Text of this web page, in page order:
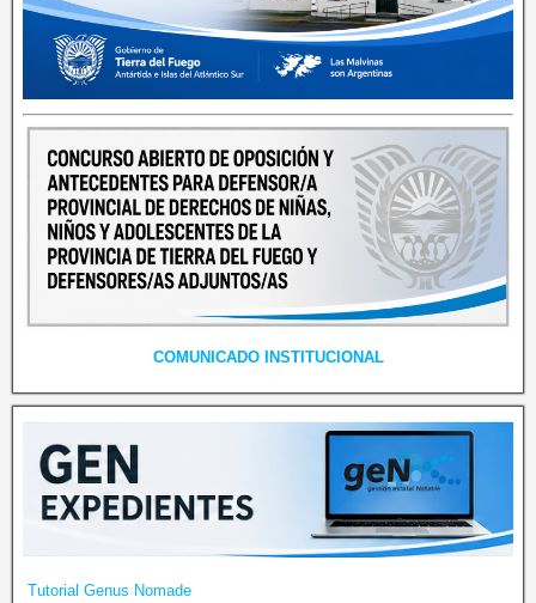
COMUNICADO INSTITUCIONAL
Tutorial Genus Nomade